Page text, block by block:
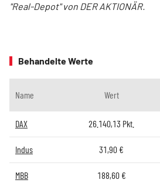
"Real-Depot" von DER AKTIONÄR.
Behandelte Werte
Name Wert
DAX 26.140,13 Pkt.
Indus 31,90 €
MBB 188,60€